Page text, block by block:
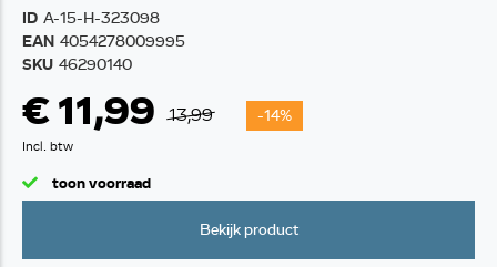
ID A-15-H-323098
EAN 4054278009995
SKU 46290140
€ 11,99 13,99 -14%
Incl. btw
toon voorraad
Bekijk product